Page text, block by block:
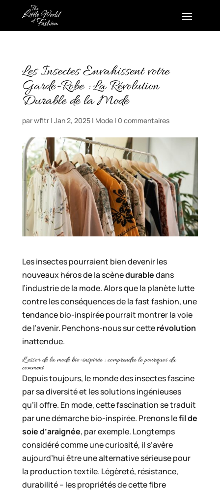
Les Insectes Envahissent votre
Garde-Robe : La Révolution
Durable de la Mode
parwfltr| Jan 2, 2025| Mode| 0 commentaires
Les insectes pourraient bien devenir les
nouveaux héros de la scènedurabledans
l’industrie de la mode. Alors que la planète lutte
contre les conséquences de la fast fashion, une
tendance bio-inspirée pourrait montrer la voie
de l’avenir. Penchons-nous sur cetterévolution
inattendue.
L’essor de la mode bio-inspirée : comprendre le pourquoi du
comment
Depuis toujours, le monde des insectes fascine
par sa diversité et les solutions ingénieuses
qu’il offre. En mode, cette fascination se traduit
par une démarche bio-inspirée. Prenons lefil de
soie d’araignée, par exemple. Longtemps
considéré comme une curiosité, il s’avère
aujourd’hui être une alternative sérieuse pour
la production textile. Légèreté, résistance,
durabilité – les propriétés de cette fibre